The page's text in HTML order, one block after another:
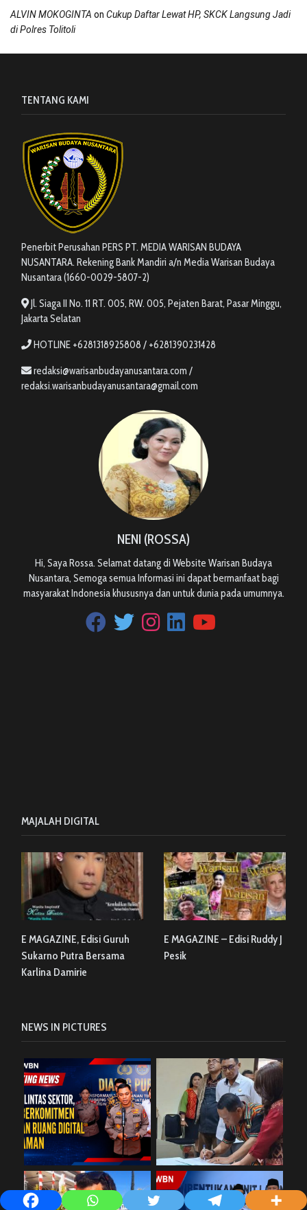
ALVIN MOKOGINTA on Cukup Daftar Lewat HP, SKCK Langsung Jadi
di Polres Tolitoli
TENTANG KAMI
Penerbit Perusahan PERS PT. MEDIA WARISAN BUDAYA
NUSANTARA. Rekening Bank Mandiri a/n Media Warisan Budaya
Nusantara (1660-0029-5807-2)
Jl. Siaga II No. 11 RT. 005, RW. 005, Pejaten Barat, Pasar Minggu,
Jakarta Selatan
HOTLINE +6281318925808 / +6281390231428
redaksi@warisanbudayanusantara.com /
redaksi.warisanbudayanusantara@gmail.com
NENI (ROSSA)
Hi, Saya Rossa. Selamat datang di Website Warisan Budaya
Nusantara, Semoga semua Informasi ini dapat bermanfaat bagi
masyarakat Indonesia khususnya dan untuk dunia pada umumnya.
MAJALAH DIGITAL
E MAGAZINE, Edisi Guruh
Sukarno Putra Bersama
Karlina Damirie
E MAGAZINE – Edisi Ruddy J
Pesik
NEWS IN PICTURES